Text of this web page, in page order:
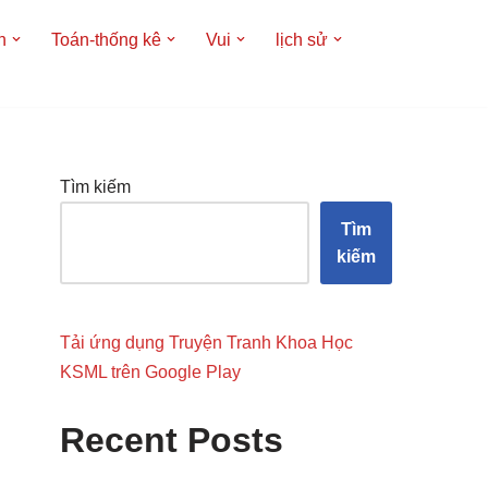
Toán-thống kê Vui
lịch sử
Tìm kiếm
Tìm
kiếm
Tải ứng dụng Truyện Tranh Khoa Học
KSML trên Google Play
Recent Posts